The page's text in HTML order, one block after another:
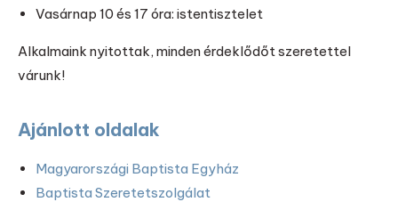
Vasárnap 10 és 17 óra: istentisztelet
Alkalmaink nyitottak, minden érdeklődőt szeretettel
várunk!
Ajánlott oldalak
Magyarországi Baptista Egyház
Baptista Szeretetszolgálat